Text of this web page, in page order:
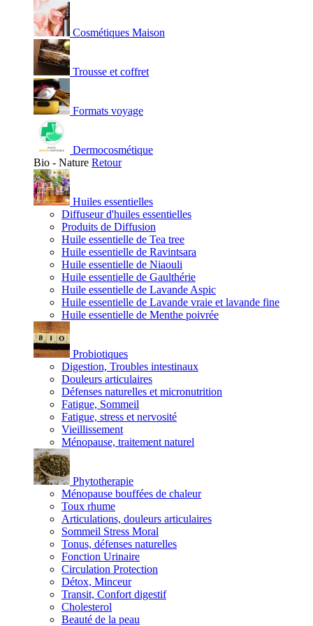
Cosmétiques Maison
Trousse et coffret
Formats voyage
Dermocosmétique
Bio - Nature Retour
Huiles essentielles
Diffuseur d'huiles essentielles
Produits de Diffusion
Huile essentielle de Tea tree
Huile essentielle de Ravintsara
Huile essentielle de Niaouli
Huile essentielle de Gaulthérie
Huile essentielle de Lavande Aspic
Huile essentielle de Lavande vraie et lavande fine
Huile essentielle de Menthe poivrée
Probiotiques
Digestion, Troubles intestinaux
Douleurs articulaires
Défenses naturelles et micronutrition
Fatigue, Sommeil
Fatigue, stress et nervosité
Vieillissement
Ménopause, traitement naturel
Phytotherapie
Ménopause bouffées de chaleur
Toux rhume
Articulations, douleurs articulaires
Sommeil Stress Moral
Tonus, défenses naturelles
Fonction Urinaire
Circulation Protection
Détox, Minceur
Transit, Confort digestif
Cholesterol
Beauté de la peau